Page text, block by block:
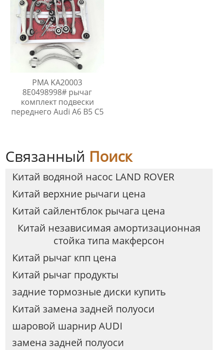
PMA KA20003
8E0498998# рычаг
комплект подвески
переднего Audi A6 B5 C5
Связанный Поиск
Китай водяной насос LAND ROVER
Китай верхние рычаги цена
Китай сайлентблок рычага цена
Китай независимая амортизационная
стойка типа макферсон
Китай рычаг кпп цена
Китай рычаг продукты
задние тормозные диски купить
Китай замена задней полуоси
шаровой шарнир AUDI
замена задней полуоси